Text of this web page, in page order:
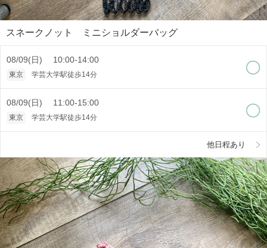
スネークノット ミニショルダーバッグ
08/09(日) 10:00-14:00
東京 学芸大学駅徒歩14分
08/09(日) 11:00-15:00
東京 学芸大学駅徒歩14分
他日程あり